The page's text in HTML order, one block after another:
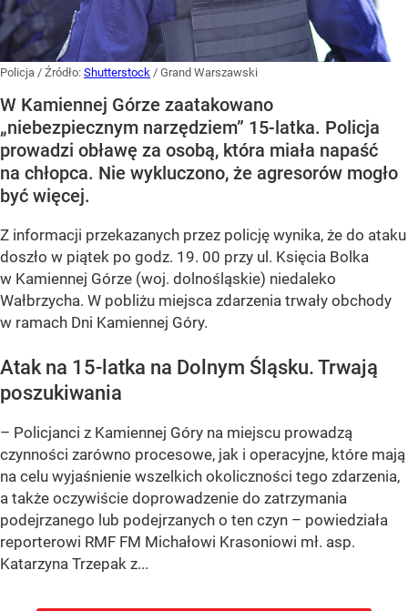
Policja / Źródło: Shutterstock / Grand Warszawski
W Kamiennej Górze zaatakowano
„niebezpiecznym narzędziem” 15-latka. Policja
prowadzi obławę za osobą, która miała napaść
na chłopca. Nie wykluczono, że agresorów mogło
być więcej.
Z informacji przekazanych przez policję wynika, że do ataku
doszło w piątek po godz. 19. 00 przy ul. Księcia Bolka
w Kamiennej Górze (woj. dolnośląskie) niedaleko
Wałbrzycha. W pobliżu miejsca zdarzenia trwały obchody
w ramach Dni Kamiennej Góry.
Atak na 15-latka na Dolnym Śląsku. Trwają
poszukiwania
– Policjanci z Kamiennej Góry na miejscu prowadzą
czynności zarówno procesowe, jak i operacyjne, które mają
na celu wyjaśnienie wszelkich okoliczności tego zdarzenia,
a także oczywiście doprowadzenie do zatrzymania
podejrzanego lub podejrzanych o ten czyn – powiedziała
reporterowi RMF FM Michałowi Krasoniowi mł. asp.
Katarzyna Trzepak z...